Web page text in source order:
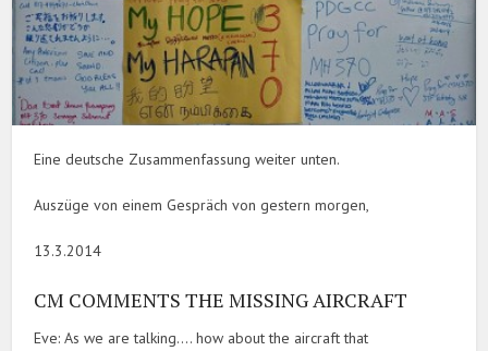
Eine deutsche Zusammenfassung weiter unten.
Auszüge von einem Gespräch von gestern morgen,
13.3.2014
CM COMMENTS THE MISSING AIRCRAFT
Eve: As we are talking…. how about the aircraft that